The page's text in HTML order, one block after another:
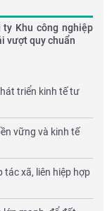
ty Khu công nghiệp
vượt quy chuẩn
triển kinh tế tư
vững và kinh tế
tác xã, liên hiệp hợp